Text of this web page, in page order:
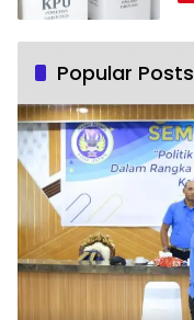
Popular Posts